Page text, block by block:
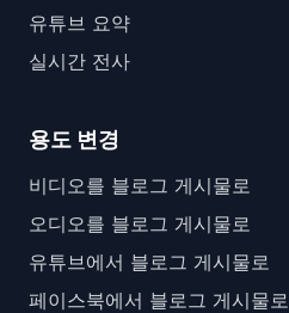
유튜브 요약
실시간 전사
용도 변경
비디오를 블로그 게시물로
오디오를 블로그 게시물로
유튜브에서 블로그 게시물로
페이스북에서 블로그 게시물로